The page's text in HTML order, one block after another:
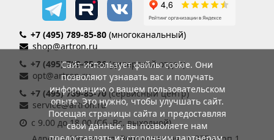
+7 (495) 789-85-80 (многоканальный)
shop@artron.ru
+7 (495) 789-85-86(дилерский отдел)
opt@artron.ru
+7 (495) 789-85-70 (сервисный центр)
service@artron.ru
с 9.00 до 18.00 (Сб.-Вс. выходной)
Сайт использует файлы cookie. Они
позволяют узнавать вас и получать
информацию о вашем пользовательском
опыте. Это нужно, чтобы улучшать сайт.
Посещая страницы сайта и предоставляя
свои данные, вы позволяете нам